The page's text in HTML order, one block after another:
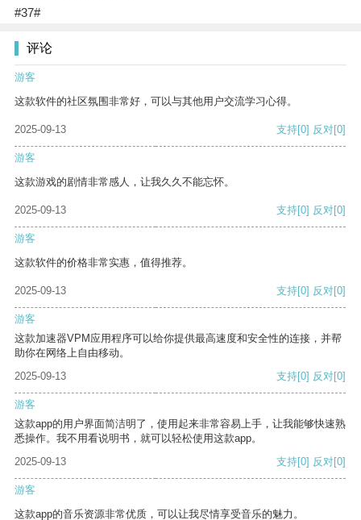
#37#
评论
游客
这款软件的社区氛围非常好，可以与其他用户交流学习心得。
2025-09-13 支持[0] 反对[0]
游客
这款游戏的剧情非常感人，让我久久不能忘怀。
2025-09-13 支持[0] 反对[0]
游客
这款软件的价格非常实惠，值得推荐。
2025-09-13 支持[0] 反对[0]
游客
这款加速器VPM应用程序可以给你提供最高速度和安全性的连接，并帮
助你在网络上自由移动。
2025-09-13
支持[0] 反对[0]
游客
这款app的用户界面简洁明了，使用起来非常容易上手，让我能够快速熟
悉操作。我不用看说明书，就可以轻松使用这款app。
2025-09-13
支持[0] 反对[0]
游客
这款app的音乐资源非常优质，可以让我尽情享受音乐的魅力。